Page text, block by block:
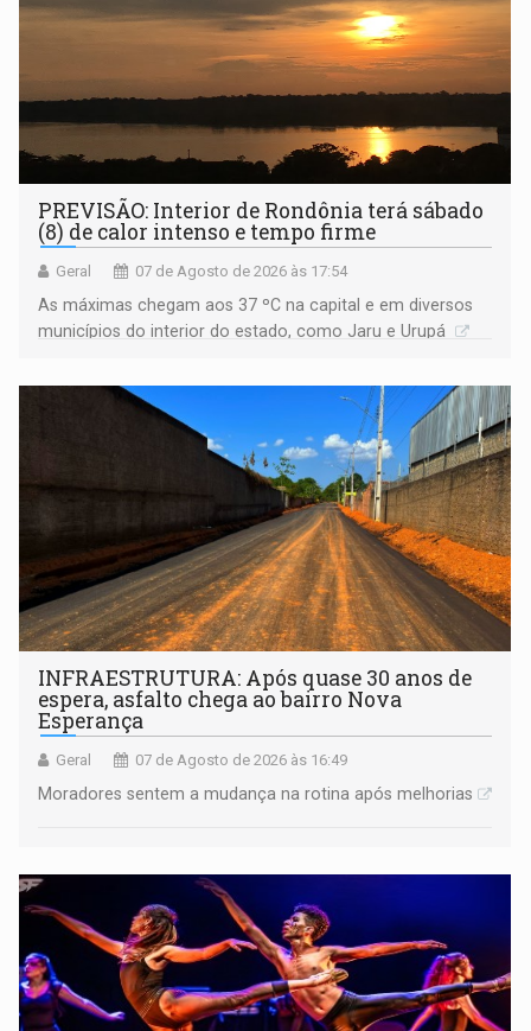
PREVISÃO: Interior de Rondônia terá sábado
(8) de calor intenso e tempo firme
Geral 07 de Agosto de 2026 às 17:54
As máximas chegam aos 37 ºC na capital e em diversos
municípios do interior do estado, como Jaru e Urupá
INFRAESTRUTURA: Após quase 30 anos de
espera, asfalto chega ao bairro Nova
Esperança
Geral 07 de Agosto de 2026 às 16:49
Moradores sentem a mudança na rotina após melhorias